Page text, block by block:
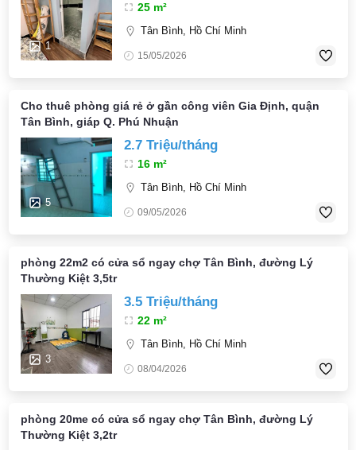
1
25 m²
Tân Bình, Hồ Chí Minh
15/05/2026
Cho thuê phòng giá rẻ ở gần công viên Gia Định, quận
Tân Bình, giáp Q. Phú Nhuận
5
2.7 Triệu/tháng
16 m²
Tân Bình, Hồ Chí Minh
09/05/2026
phòng 22m2 có cửa sổ ngay chợ Tân Bình, đường Lý
Thường Kiệt 3,5tr
3
3.5 Triệu/tháng
22 m²
Tân Bình, Hồ Chí Minh
08/04/2026
phòng 20me có cửa sổ ngay chợ Tân Bình, đường Lý
Thường Kiệt 3,2tr